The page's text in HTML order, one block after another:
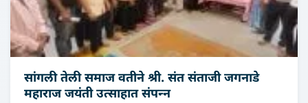
सांगली तेली समाज वतीने श्री. संत संताजी जगनाडे
महाराज जयंती उत्‍साहात संपन्‍न